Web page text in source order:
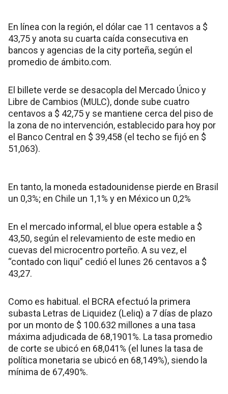
En línea con la región, el dólar cae 11 centavos a $
43,75 y anota su cuarta caída consecutiva en
bancos y agencias de la city porteña, según el
promedio de ámbito.com.
El billete verde se desacopla del Mercado Único y
Libre de Cambios (MULC), donde sube cuatro
centavos a $ 42,75 y se mantiene cerca del piso de
la zona de no intervención, establecido para hoy por
el Banco Central en $ 39,458 (el techo se fijó en $
51,063).
En tanto, la moneda estadounidense pierde en Brasil
un 0,3%; en Chile un 1,1% y en México un 0,2%
En el mercado informal, el blue opera estable a $
43,50, según el relevamiento de este medio en
cuevas del microcentro porteño. A su vez, el
“contado con liqui” cedió el lunes 26 centavos a $
43,27.
Como es habitual. el BCRA efectuó la primera
subasta Letras de Liquidez (Leliq) a 7 días de plazo
por un monto de $ 100.632 millones a una tasa
máxima adjudicada de 68,1901%. La tasa promedio
de corte se ubicó en 68,041% (el lunes la tasa de
política monetaria se ubicó en 68,149%), siendo la
mínima de 67,490%.